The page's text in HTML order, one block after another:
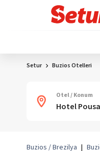
Setur Buzios Otelleri
Otel / Konum
Buzios / Brezilya |